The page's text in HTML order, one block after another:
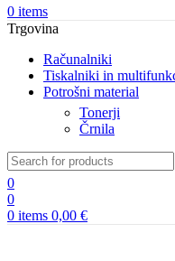
0 items
Trgovina
Računalniki
Tiskalniki in
Potrošni material
Tonerji
Črnila
0
0
0 items 0,00 €